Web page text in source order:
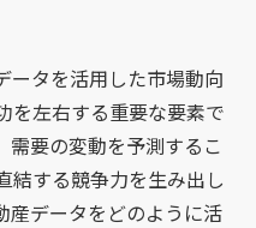
ータを活用した市場動向
を左右する重要な要素で
需要の変動を予測するこ
結する競争力を生み出し
産データをどのように活